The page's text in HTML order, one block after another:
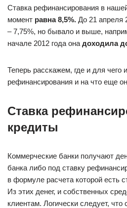
Ставка рефинансирования в
момент равна 8,5%. До 21 апреля
– 7,75%, но бывало и выше,
начале 2012 года она доходила
Теперь расскажем, где и для чего
рефинансирования и на что еще
Ставка
кредиты
Коммерческие банки получают
банка либо под ставку
в формуле расчета которой есть
Из этих денег, и собственных
клиентам. Логически следует,